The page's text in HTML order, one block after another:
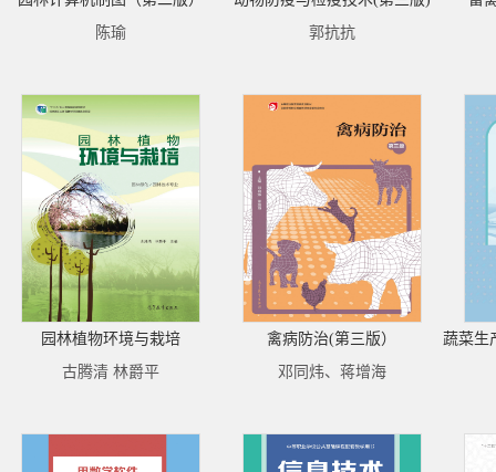
陈瑜
郭抗抗
园林植物环境与栽培
古腾清 林爵平
禽病防治(第三版）
邓同炜、蒋增海